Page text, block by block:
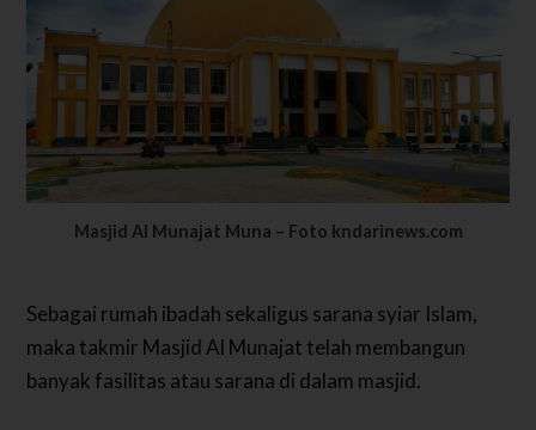
Masjid Al Munajat Muna – Foto kndarinews.com
Sebagai rumah ibadah sekaligus sarana syiar Islam,
maka takmir Masjid Al Munajat telah membangun
banyak fasilitas atau sarana di dalam masjid.